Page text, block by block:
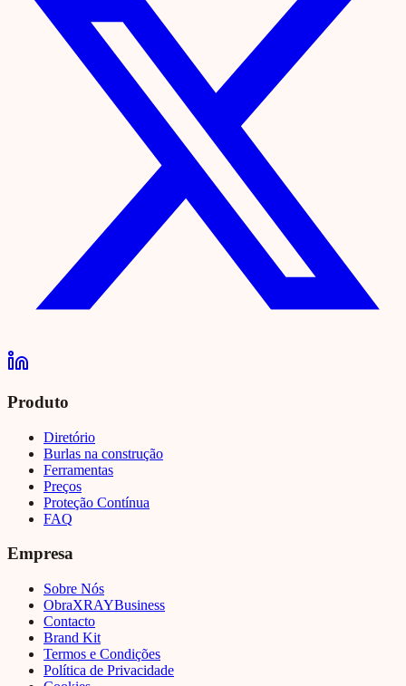
Produto
Diretório
Burlas na construção
Ferramentas
Preços
Proteção Contínua
FAQ
Empresa
Sobre Nós
ObraXRAYBusiness
Contacto
Brand Kit
Termos e Condições
Política de Privacidade